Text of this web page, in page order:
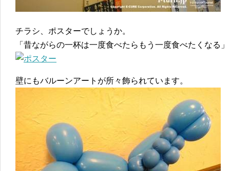
チラシ、ポスターでしょうか。
「昔ながらの一杯は一度食べたらもう一度食べたくなる」
壁にもバルーンアートが所々飾られています。